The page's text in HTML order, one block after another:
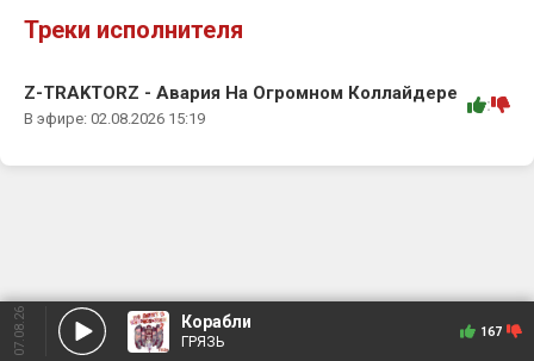
Треки исполнителя
Z-TRAKTORZ - Авария На Огромном Коллайдере
В эфире: 02.08.2026 15:19
:
07.08.26 Корабли
ГРЯЗЬ
167